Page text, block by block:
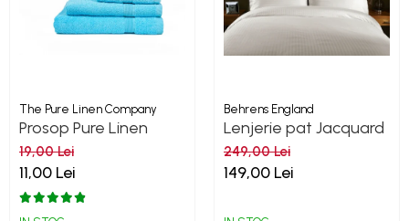
The Pure Linen Company
Prosop Pure Linen
Collection Aqua
19,00 Lei
11,00 Lei
Behrens England
Lenjerie pat Jacquard
Sateen Stripe Ivory
300TC
249,00 Lei
149,00 Lei